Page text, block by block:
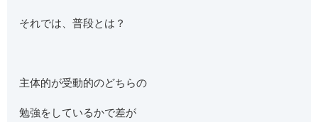
それでは、普段とは？
主体的が受動的のどちらの
勉強をしているかで差が